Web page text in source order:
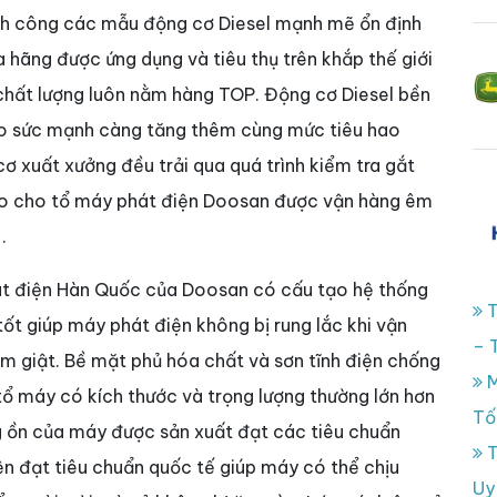
công các mẫu động cơ Diesel mạnh mẽ ổn định
được ứng dụng và tiêu thụ trên khắp thế giới
lượng luôn nằm hàng TOP. Động cơ Diesel bền
mạnh càng tăng thêm cùng mức tiêu hao
xuất xưởng đều trải qua quá trình kiểm tra gắt
tổ máy phát điện Doosan được vận hàng êm
điện Hàn Quốc của Doosan có cấu tạo hệ thống
giúp máy phát điện không bị rung lắc khi vận
giật. Bề mặt phủ hóa chất và sơn tĩnh điện chống
máy có kích thước và trọng lượng thường lớn hơn
của máy được sản xuất đạt các tiêu chuẩn
đạt tiêu chuẩn quốc tế giúp máy có thể chịu
–